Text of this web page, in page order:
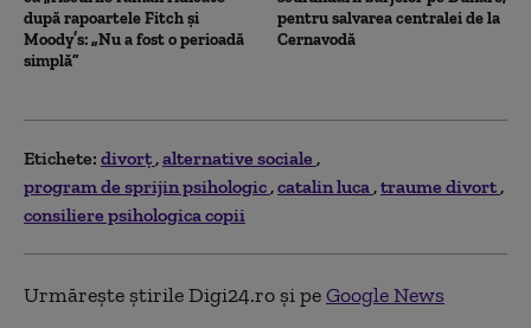
după rapoartele Fitch și
Moody’s: „Nu a fost o perioadă
simplă”
pentru salvarea centralei de la
Cernavodă
Etichete: divorţ alternative sociale
program de sprijin psihologic catalin luca traume divort
consiliere psihologica copii
Urmărește știrile Digi24.ro și peGoogle News